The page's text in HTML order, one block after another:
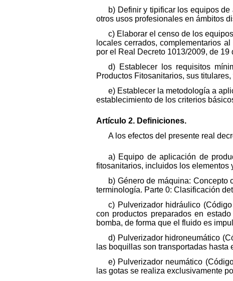
b) Definir y tipificar los equipos
otros usos profesionales en ámbitos
c) Elaborar el censo de los
locales cerrados, complementarios
por el Real Decreto 1013/2009, de
d) Establecer los requisitos
Productos Fitosanitarios, sus
e) Establecer la metodología a
establecimiento de los criterios
Artículo 2. Definiciones.
A los efectos del presente real
a) Equipo de aplicación de
fitosanitarios, incluidos los elementos
b) Género de máquina:
terminología. Parte 0: Clasificación
c) Pulverizador hidráulico
con productos preparados en
bomba, de forma que el fluido es
d) Pulverizador hidroneumático
las boquillas son transportadas hasta
e) Pulverizador neumático
las gotas se realiza exclusivamente